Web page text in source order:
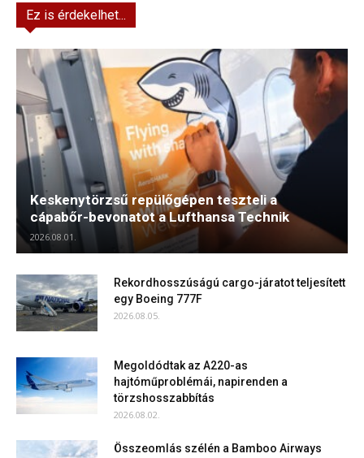
Ez is érdekelhet...
Keskenytörzsű repülőgépen teszteli a
cápabőr-bevonatot a Lufthansa Technik
2026.08.01.
Rekordhosszúságú cargo-járatot teljesített
egy Boeing 777F
2026.08.05.
Megoldódtak az A220-as
hajtóműproblémái, napirenden a
törzshosszabbítás
2026.08.02.
Összeomlás szélén a Bamboo Airways